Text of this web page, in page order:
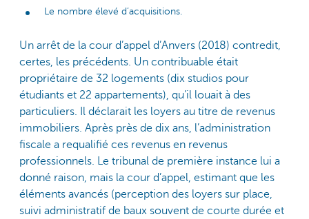
Le nombre élevé d’acquisitions.
Un arrêt de la cour d’appel d’Anvers (2018) contredit,
certes, les précédents. Un contribuable était
propriétaire de 32 logements (dix studios pour
étudiants et 22 appartements), qu’il louait à des
particuliers. Il déclarait les loyers au titre de revenus
immobiliers. Après près de dix ans, l’administration
fiscale a requalifié ces revenus en revenus
professionnels. Le tribunal de première instance lui a
donné raison, mais la cour d’appel, estimant que les
éléments avancés (perception des loyers sur place,
suivi administratif de baux souvent de courte durée et